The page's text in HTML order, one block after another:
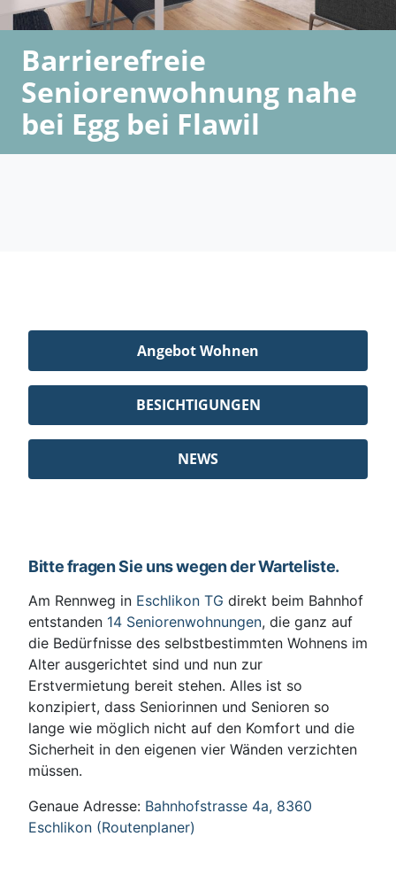
Barrierefreie
Seniorenwohnung nahe
bei Egg bei Flawil
Angebot Wohnen
BESICHTIGUNGEN
NEWS
Bitte fragen Sie uns wegen der Warteliste.
Am Rennweg in Eschlikon TG direkt beim Bahnhof
entstanden 14 Seniorenwohnungen, die ganz auf
die Bedürfnisse des selbstbestimmten Wohnens im
Alter ausgerichtet sind und nun zur
Erstvermietung bereit stehen. Alles ist so
konzipiert, dass Seniorinnen und Senioren so
lange wie möglich nicht auf den Komfort und die
Sicherheit in den eigenen vier Wänden verzichten
müssen.
Genaue Adresse: Bahnhofstrasse 4a, 8360
Eschlikon (Routenplaner)